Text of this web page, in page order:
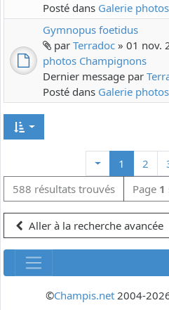
Posté dans Galerie
Gymnopus foetidus
par Terradoc » 01 nov.
photos Champignons
Dernier message par
Posté dans Galerie
1 2
588 résultats trouvés
Page 1
Aller à la recherche avancée
©Champis.net2004-